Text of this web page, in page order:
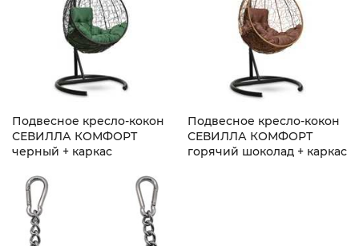
Подвесное кресло-кокон
СЕВИЛЛА КОМФОРТ
черный + каркас
Подвесное кресло-кокон
СЕВИЛЛА КОМФОРТ
горячий шоколад + каркас